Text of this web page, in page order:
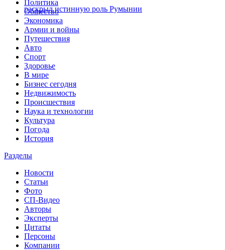
раскрыл истинную роль Румынии
Политика
Общество
Экономика
Армии и войны
Путешествия
Авто
Спорт
Здоровье
В мире
Бизнес сегодня
Недвижимость
Происшествия
Наука и технологии
Культура
Погода
История
Разделы
Новости
Статьи
Фото
СП-Видео
Авторы
Эксперты
Цитаты
Персоны
Компании